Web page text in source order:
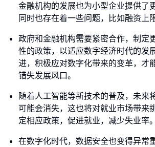
金融机构的发展也为小型企业提供了
同时也存在着一些问题，比如融资上
政府和金融机构需要紧密合作，制定
性的政策，以适应数字经济时代的发
进，积极应对数字化带来的变革，才
错失发展风口。
随着人工智能等新技术的普及，未来
可能会消失，这也将对就业市场带来
定相应政策，促进就业，减少失业率。
在数字化时代，数据安全也变得异常